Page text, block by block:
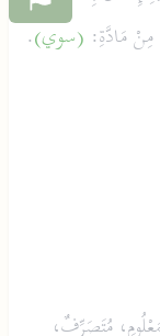
مِنْ مَادَّةِ: (سوي).
مُتَصَرِّفٌ،